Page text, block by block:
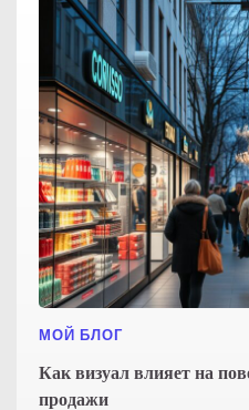
МОЙ БЛОГ
Как визуал влияет на
продажи